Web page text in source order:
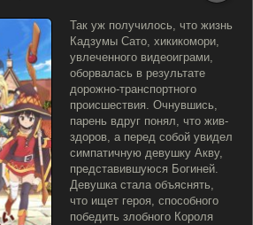
Так уж получилось, что жизнь
Кадзумы Сато, хикикомори,
увлеченного видеоиграми,
оборвалась в результате
дорожно-транспортного
происшествия. Очнувшись,
парень вдруг понял, что жив-
здоров, а перед собой увидел
симпатичную девушку Акву,
представившуюся Богиней.
Девушка стала объяснять,
что ищет героя, способного
победить злобного Короля